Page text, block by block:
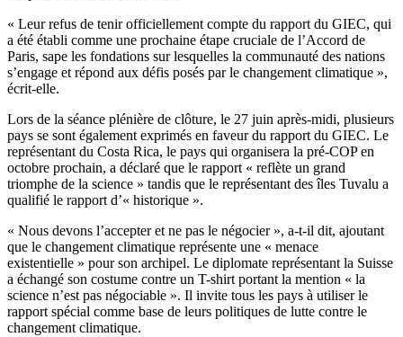
« Leur refus de tenir officiellement compte du rapport du GIEC, qui
a été établi comme une prochaine étape cruciale de l’Accord de
Paris, sape les fondations sur lesquelles la communauté des nations
s’engage et répond aux défis posés par le changement climatique »,
écrit-elle.
Lors de la séance plénière de clôture, le 27 juin après-midi, plusieurs
pays se sont également exprimés en faveur du rapport du GIEC. Le
représentant du Costa Rica, le pays qui organisera la pré-COP en
octobre prochain, a déclaré que le rapport « reflète un grand
triomphe de la science » tandis que le représentant des îles Tuvalu a
qualifié le rapport d’« historique ».
« Nous devons l’accepter et ne pas le négocier », a-t-il dit, ajoutant
que le changement climatique représente une « menace
existentielle » pour son archipel. Le diplomate représentant la Suisse
a échangé son costume contre un T-shirt portant la mention « la
science n’est pas négociable ». Il invite tous les pays à utiliser le
rapport spécial comme base de leurs politiques de lutte contre le
changement climatique.